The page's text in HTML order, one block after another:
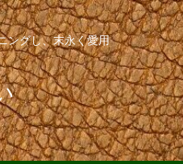
ングし、末永く愛用